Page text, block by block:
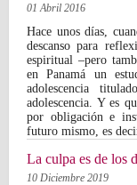
01 Abril 2016
Hace unos días,
descanso para
espiritual –pero
en Panamá un
adolescencia
adolescencia. Y es
por obligación e
futuro mismo, es
La culpa es de los
10 Diciembre 2019